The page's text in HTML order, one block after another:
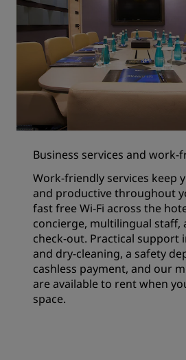
Business services and work-
Work-friendly services keep
and productive throughout
fast free Wi-Fi across the
concierge, multilingual staff,
check-out. Practical support
and dry-cleaning, a safety
cashless payment, and our
are available to rent when
space.